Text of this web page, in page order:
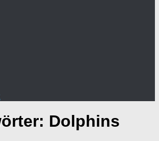
Dolphins